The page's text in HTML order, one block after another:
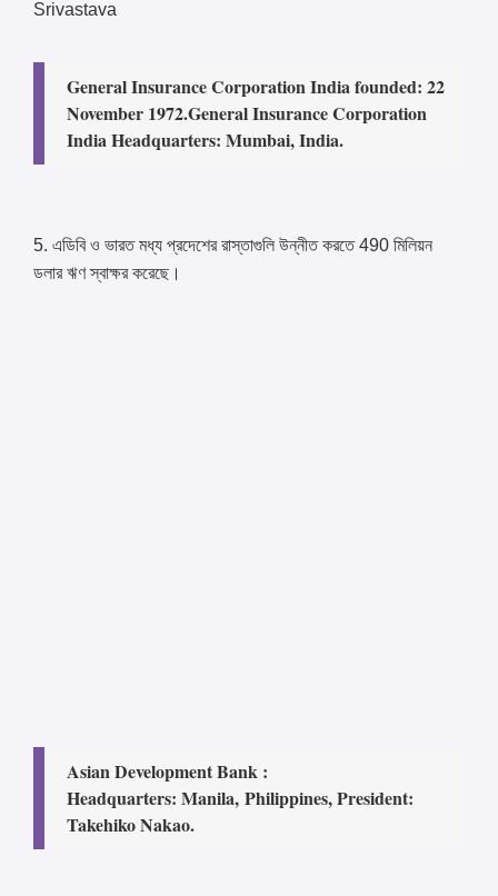
Srivastava
General Insurance Corporation India founded: 22
November 1972.General Insurance Corporation
India Headquarters: Mumbai, India.
5. এডিবি ও ভারত মধ্য প্রদেশের রাস্তাগুলি উন্নীত করতে 490 মিলিয়ন
ডলার ঋণ স্বাক্ষর করেছে।
Asian Development Bank :
Headquarters: Manila,Philippines, President:
Takehiko Nakao.